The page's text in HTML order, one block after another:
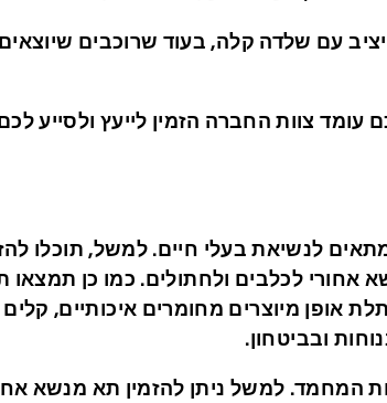
עם שלדה קלה, בעוד שרוכבים
עומד צוות החברה הזמין לייעץ ולסייע
לנשיאת בעלי חיים. למשל, תוכלו
לכלבים ולחתולים. כמו כן תמצאו
אופן מיוצרים מחומרים איכותיים, קלים
ובביטחון.
המחמד. למשל ניתן להזמין תא מנשא